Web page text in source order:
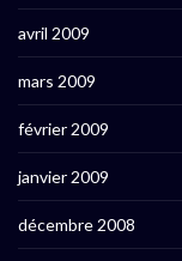
avril 2009
mars 2009
février 2009
janvier 2009
décembre 2008